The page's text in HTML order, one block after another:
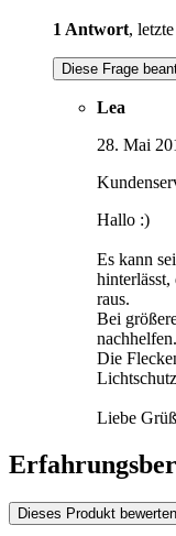
1 Antwort,
Diese Frage
Lea
28. Mai
Hallo :)
Es kann
hinterlässt,
raus.
Bei
nachhelfen.
Die
Liebe
Dieses Produkt bewerten